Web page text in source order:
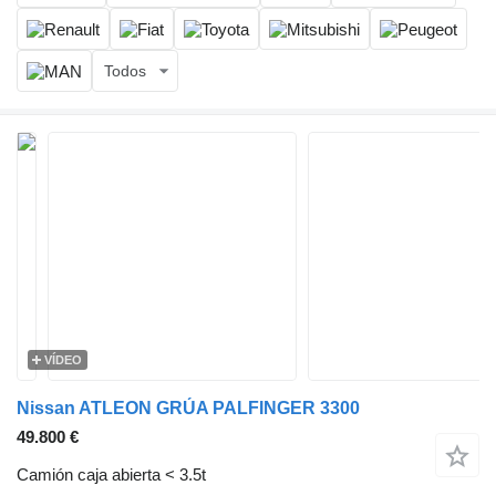
Todos
VÍDEO
Nissan ATLEON GRÚA PALFINGER 3300
49.800 €
Camión caja abierta < 3.5t